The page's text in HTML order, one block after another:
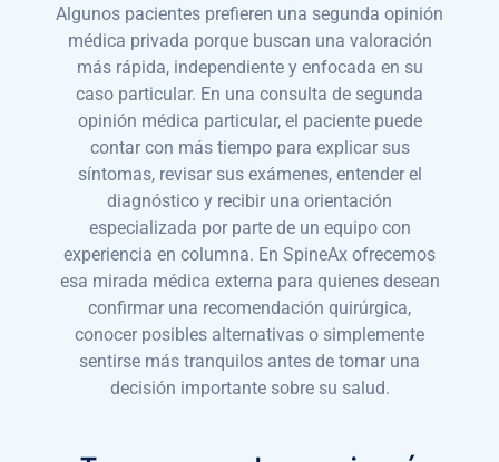
Algunos pacientes prefieren una segunda opinión
médica privada porque buscan una valoración
más rápida, independiente y enfocada en su
caso particular. En una consulta de segunda
opinión médica particular, el paciente puede
contar con más tiempo para explicar sus
síntomas, revisar sus exámenes, entender el
diagnóstico y recibir una orientación
especializada por parte de un equipo con
experiencia en columna. En SpineAx ofrecemos
esa mirada médica externa para quienes desean
confirmar una recomendación quirúrgica,
conocer posibles alternativas o simplemente
sentirse más tranquilos antes de tomar una
decisión importante sobre su salud.